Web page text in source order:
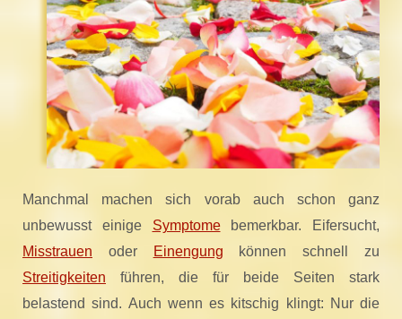
Manchmal machen sich vorab auch schon ganz
unbewusst einige Symptomebemerkbar. Eifersucht,
Misstrauen oder Einengung können schnell zu
Streitigkeiten führen, die für beide Seiten stark
belastend sind. Auch wenn es kitschig klingt: Nur die